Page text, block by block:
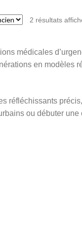
2 résultats
médicales
en modèles
réfléchissants
ou débuter